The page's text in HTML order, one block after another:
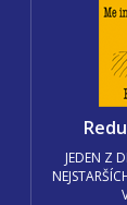
JEDEN Z